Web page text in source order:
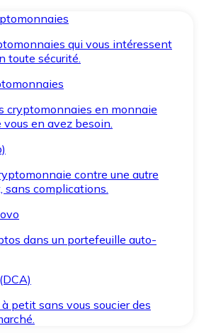
qui vous intéressent
toute sécurité.
cryptomonnaies en monnaie
vous en avez besoin.
contre une autre
complications.
dans un portefeuille auto-
petit sans vous soucier des